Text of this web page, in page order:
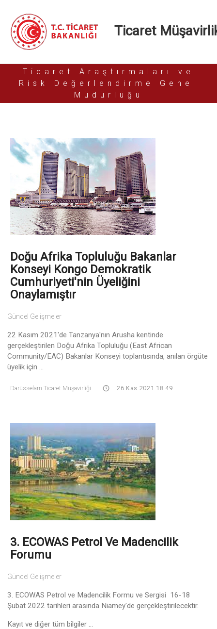
Ticaret
Ticaret Araştırmaları ve
Risk Değerlendirme Genel
Müdürlüğü
Doğu Afrika Topluluğu Bakanlar
Konseyi Kongo Demokratik
Cumhuriyeti'nin Üyeliğini
Onaylamıştır
Güncel Gelişmeler
22 Kasım 2021'de Tanzanya'nın Arusha kentinde
gerçekleştirilen Doğu Afrika Topluluğu (East African
Community/EAC) Bakanlar Konseyi toplantısında, anılan örgüte
üyelik için ...
Darüsselam Ticaret Müşavirliği 26 Kas 2021 18:49
3. ECOWAS Petrol Ve Madencilik
Forumu
Güncel Gelişmeler
3. ECOWAS Petrol ve Madencilik Formu ve Sergisi 16-18
Şubat 2022 tarihleri arasında Niamey'de gerçekleştirilecektir.
Kayıt ve diğer tüm bilgiler ...